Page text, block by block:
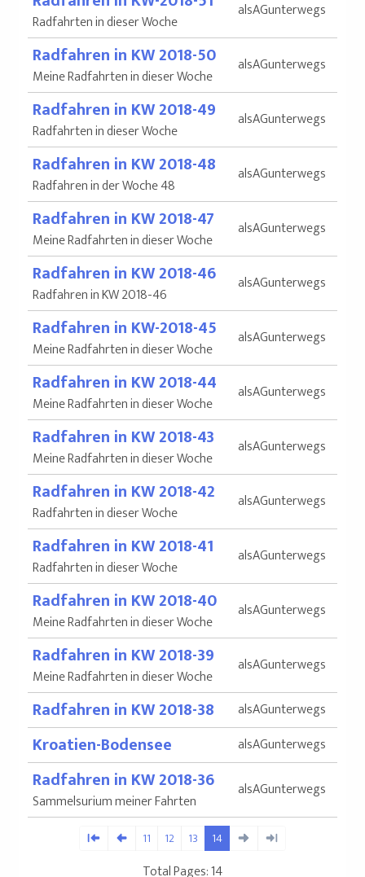
Radfahrten in dieser Woche
alsAGunterwegs
Radfahren in KW 2018-50
Meine Radfahrten in dieser Woche
alsAGunterwegs
Radfahren in KW 2018-49
Radfahrten in dieser Woche
alsAGunterwegs
Radfahren in KW 2018-48
Radfahren in der Woche 48
alsAGunterwegs
Radfahren in KW 2018-47
Meine Radfahrten in dieser Woche
alsAGunterwegs
Radfahren in KW 2018-46
Radfahren in KW 2018-46
alsAGunterwegs
Radfahren in KW-2018-45
Meine Radfahrten in dieser Woche
alsAGunterwegs
Radfahren in KW 2018-44
Meine Radfahrten in dieser Woche
alsAGunterwegs
Radfahren in KW 2018-43
Meine Radfahrten in dieser Woche
alsAGunterwegs
Radfahren in KW 2018-42
Radfahrten in dieser Woche
alsAGunterwegs
Radfahren in KW 2018-41
Radfahrten in dieser Woche
alsAGunterwegs
Radfahren in KW 2018-40
Meine Radfahrten in dieser Woche
alsAGunterwegs
Radfahren in KW 2018-39
Meine Radfahrten in dieser Woche
alsAGunterwegs
Radfahren in KW 2018-38 alsAGunterwegs
Kroatien-Bodensee alsAGunterwegs
Radfahren in KW 2018-36
Sammelsurium meiner Fahrten
alsAGunterwegs
11 12 13 14
Total Pages: 14